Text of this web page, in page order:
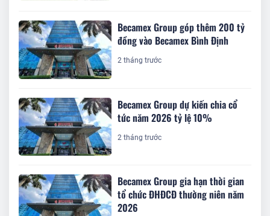
Becamex Group góp thêm 200 tỷ
đồng vào Becamex Bình Định
2 tháng trước
Becamex Group dự kiến chia cổ
tức năm 2026 tỷ lệ 10%
2 tháng trước
Becamex Group gia hạn thời gian
tổ chức ĐHĐCĐ thường niên năm
2026